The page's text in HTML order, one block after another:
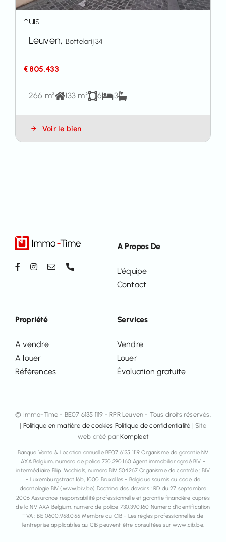
huis
Leuven, Bottelarij 34
€ 805.433
266 m² 133 m² 6 3
Voir le bien
Services
Vendre
Louer
Évaluation gratuite
Propriété
A vendre
A louer
Références
A Propos De
L’équipe
Contact
© Immo-Time - BE07 6135 1119 - RPR Leuven - Tous droits réservés.
| Politique en matière de cookies Politique de confidentialité | Site
web créé parKompleet
Banque Vente & Location annuelle BE07 6135 1119 Organisme de garantie NV
AXA Belgium, numéro de police 730.390.160 Agent immobilier agréé BIV -
intermédiaire Filip Machiels, numéro BIV 504267 Organisme de contrôle : BIV
- Luxemburgstraat 16b, 1000 Bruxelles - Belgique soumis au code de
déontologie BIV (www.biv.be) Doctrine des devoirs : RD du 27 septembre
2006 Assurance responsabilité professionnelle et garantie financière auprès
de la NV AXA Belgium, numéro de police 730.390.160 Numéro d’identification
TVA : BE 0600.958.055 Membre du CIB - Les règles professionnelles de
l’entreprise applicables au CIB peuvent être consultées sur www.cib.be.